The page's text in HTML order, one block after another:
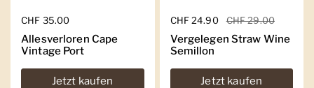
Regulärer Preis
CHF 35.00
Allesverloren Cape
Vintage Port
Jetzt kaufen
Regulärer Preis
CHF 24.90 Sale-Preis
CHF 29.00
Vergelegen Straw Wine
Semillon
Jetzt kaufen